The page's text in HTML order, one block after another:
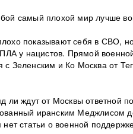
самый плохой мир лучше
показывают себя в СВО,
у нацистов. Прямой
с Зеленским и Ко Москва от
ли ждут от Москвы ответной
иранским Меджлисом
статьи о военной